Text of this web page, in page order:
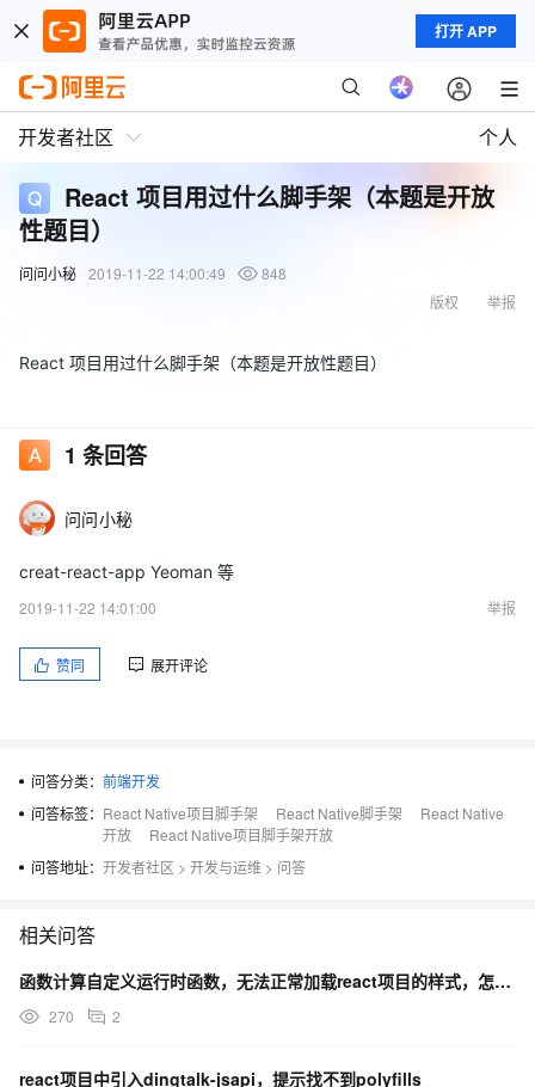
打开 APP
开发者社区 个人
React 项目用过什么脚手架（本题是开放
性题目）
问问小秘 2019-11-22 14:00:49
848
举报
版权
React 项目用过什么脚手架（本题是开放性题目）
1 条回答
问问小秘
creat-react-app Yeoman 等
2019-11-22 14:01:00
举报
赞同 展开评论
问答分类： 前端开发
问答标签： React Native项目脚手架 React Native脚手架
React Native
开放
React Native项目脚手架开放
问答地址： 开发者社区 > 开发与运维 > 问答
相关问答
函数计算自定义运行时函数，无法正常加载react项目的样式，怎么解决？
270 2
react项目中引入dingtalk-jsapi，提示找不到polyfills